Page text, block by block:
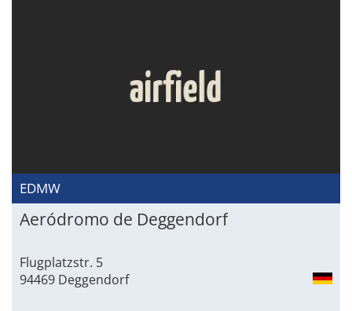
EDMW
Aeródromo de Deggendorf
Flugplatzstr. 5
94469 Deggendorf